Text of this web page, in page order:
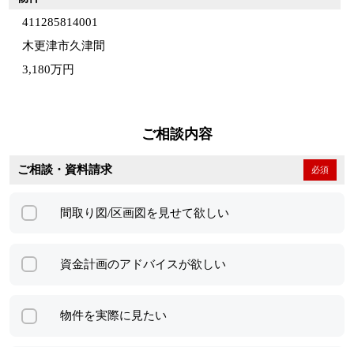
411285814001
木更津市久津間
3,180万円
ご相談内容
ご相談・資料請求 必須
間取り図/区画図を見せて欲しい
資金計画のアドバイスが欲しい
物件を実際に見たい